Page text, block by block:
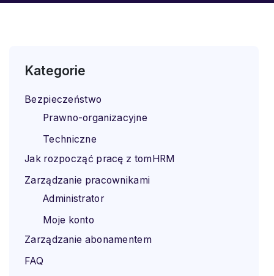
Kategorie
Bezpieczeństwo
Prawno-organizacyjne
Techniczne
Jak rozpocząć pracę z tomHRM
Zarządzanie pracownikami
Administrator
Moje konto
Zarządzanie abonamentem
FAQ